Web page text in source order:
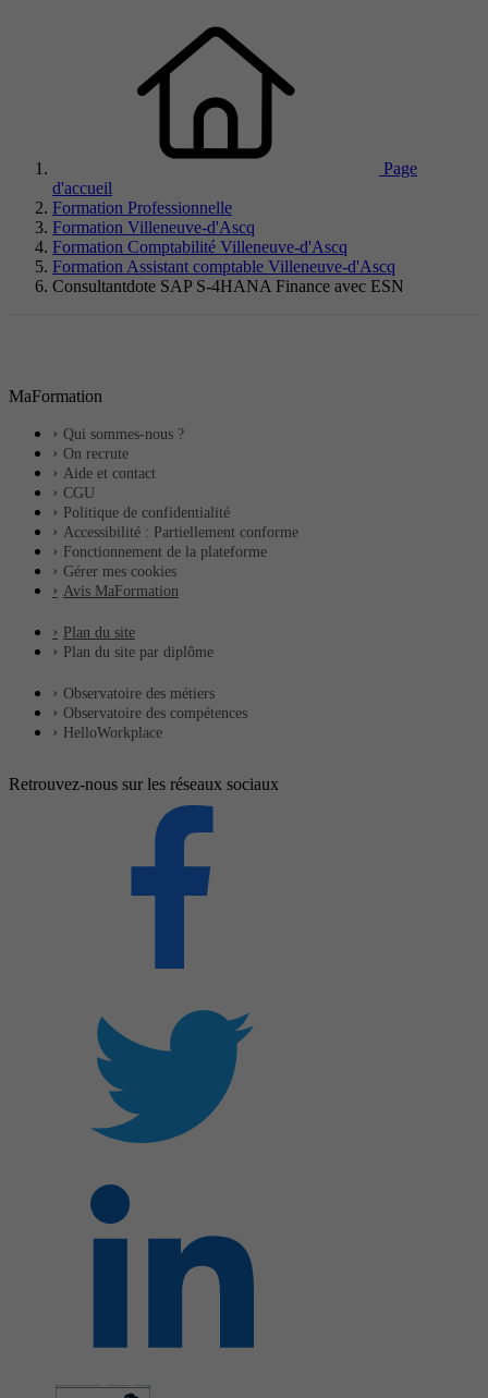
Page
d'accueil
Formation Professionnelle
Formation Villeneuve-d'Ascq
Formation Comptabilité Villeneuve-d'Ascq
Formation Assistant comptable Villeneuve-d'Ascq
Consultantdote SAP S-4HANA Finance avec ESN
MaFormation
Qui sommes-nous ?
On recrute
Aide et contact
CGU
Politique de confidentialité
Accessibilité : Partiellement conforme
Fonctionnement de la plateforme
Gérer mes cookies
Avis MaFormation
Plan du site
Plan du site par diplôme
Observatoire des métiers
Observatoire des compétences
HelloWorkplace
Retrouvez-nous sur les réseaux sociaux